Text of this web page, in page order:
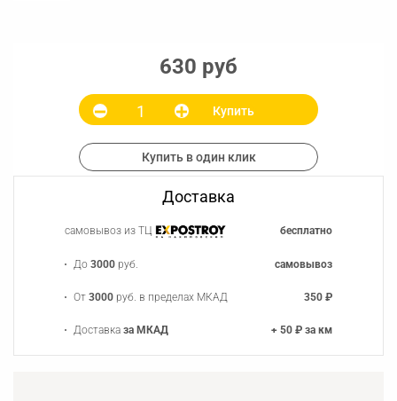
630 руб
Купить
Купить в один клик
Доставка
самовывоз из ТЦ бесплатно
До3000 руб. самовывоз
От3000 руб. в пределах МКАД 350 ₽
Доставказа МКАД + 50 ₽ за км